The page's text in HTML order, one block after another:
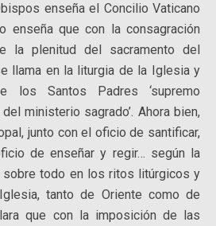
enseña el Concilio Vaticano
enseña que con la consagración
la plenitud del sacramento del
llama en la liturgia de la Iglesia y
los Santos Padres ‘supremo
del ministerio sagrado’. Ahora bien,
junto con el oficio de santificar,
de enseñar y regir… según la
sobre todo en los ritos litúrgicos y
tanto de Oriente como de
que con la imposición de las